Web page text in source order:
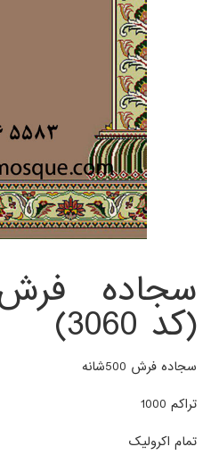
(کد 3060)
سجاده فرش 500شانه
تراکم 1000
تمام اکرولیک